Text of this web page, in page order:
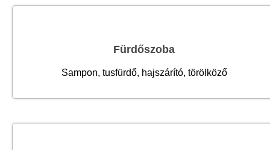
Fürdőszoba
Sampon, tusfürdő, hajszárító, törölköző